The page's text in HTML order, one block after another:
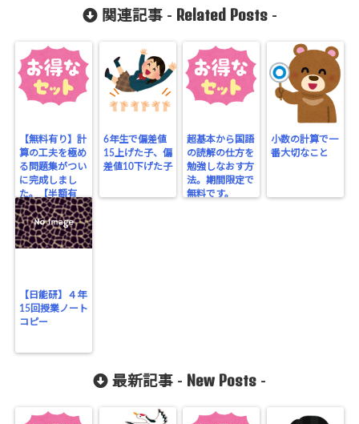
関連記事 - Related Posts-
【無料有り】計
算の工夫を極め
る問題集がつい
に完成しまし
た。【半額有
り】
6年生で偏差値
15上げた子、偏
差値10下げた子
超基本から国語
の読解の仕方を
勉強しなおす方
法。期間限定で
無料です。
小数の計算で一
番大切なこと
【日能研】４年
15回授業ノート
コピー
最新記事 - New Posts -